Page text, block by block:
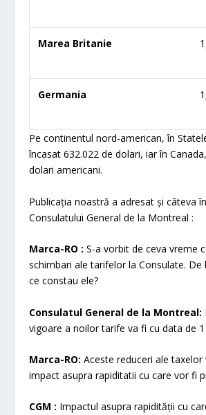
Marea Britanie
Germania
Pe continentul nord-american, în
încasat 632.022 de dolari, iar în
dolari americani.
Publicația noastră a adresat și câteva
Consulatului General de la Montreal :
Marca-RO : S-a vorbit de ceva vreme
schimbari ale tarifelor la Consulate. De
ce constau ele?
Consulatul General de la Montreal:
vigoare a noilor tarife va fi cu data de
Marca-RO: Aceste reduceri ale taxelor
impact asupra rapiditatii cu care vor fi
CGM : Impactul asupra rapidității cu